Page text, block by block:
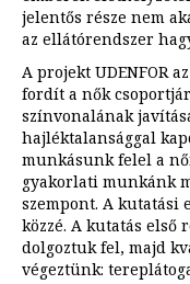
jelentős része nem
az ellátórendszer
A projekt UDENFOR
fordít a nők
színvonalának
hajléktalansággal
munkásunk felel a
gyakorlati munkánk
szempont. A kutatási
közzé. A kutatás első
dolgoztuk fel, majd
végeztünk: